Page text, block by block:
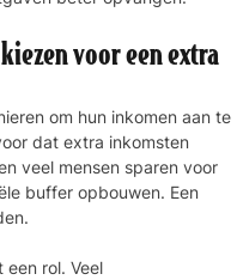
voor een extra
om hun inkomen aan te
dat extra inkomsten
veel mensen sparen voor
buffer opbouwen. Een
rol. Veel